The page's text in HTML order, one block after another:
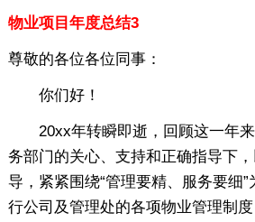
物业项目年度总结3
尊敬的各位各位同事：
你们好！
20xx年转瞬即逝，回顾这一年来
务部门的关心、支持和正确指导下
导，紧紧围绕“管理要精、服务要细
行公司及管理处的各项物业管理制